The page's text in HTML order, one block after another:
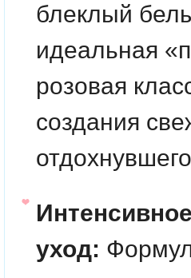
блеклый
идеальная
розовая
создания
уход: